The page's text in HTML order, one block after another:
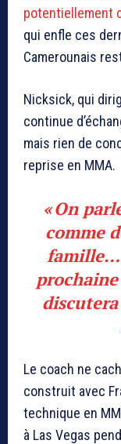
potentiellement
qui enfle ces
Camerounais
Nicksick, qui
continue
mais rien de
reprise en MMA.
« On
comme
famille…
Le coach ne
construit avec
technique en
à Las Vegas